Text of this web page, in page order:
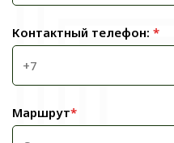
Контактный телефон: *
Маршрут*